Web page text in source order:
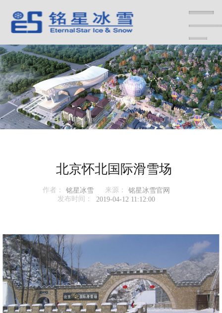
北京怀北国际滑雪场
作者： 铭星冰雪 来源：
铭星冰雪官网
发布时间：
2019-04-12 11:12:00